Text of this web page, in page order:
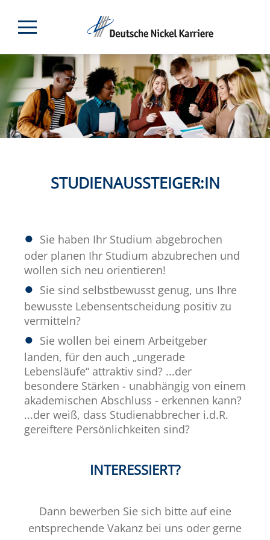
STUDIENAUSSTEIGER:IN
Sie haben Ihr Studium abgebrochen
oder planen Ihr Studium abzubrechen und
wollen sich neu orientieren!
Sie sind selbstbewusst genug, uns Ihre
bewusste Lebensentscheidung positiv zu
vermitteln?
Sie wollen bei einem Arbeitgeber
landen, für den auch „ungerade
Lebensläufe“ attraktiv sind? ...der
besondere Stärken - unabhängig von einem
akademischen Abschluss - erkennen kann?
...der weiß, dass Studienabbrecher i.d.R.
gereiftere Persönlichkeiten sind?
INTERESSIERT?
Dann bewerben Sie sich bitte auf eine
entsprechende Vakanz bei uns oder gerne